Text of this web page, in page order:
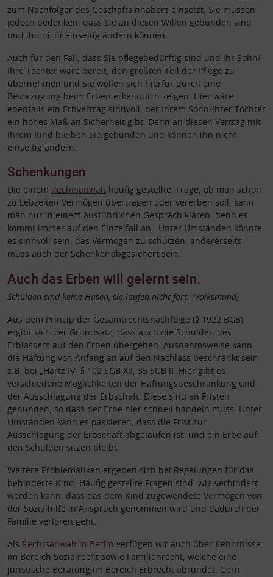
zum Nachfolger des Geschäftsinhabers einsetzt. Sie müssen
jedoch bedenken, dass Sie an diesen Willen gebunden sind
und ihn nicht einseitig ändern können.
Auch für den Fall, dass Sie pflegebedürftig sind und Ihr Sohn/
Ihre Tochter wäre bereit, den größten Teil der Pflege zu
übernehmen und Sie wollen sich hierfür durch eine
Bevorzugung beim Erben erkenntlich zeigen. Hier wäre
ebenfalls ein Erbvertrag sinnvoll, der Ihrem Sohn/Ihrer Tochter
ein hohes Maß an Sicherheit gibt. Denn an diesen Vertrag mit
Ihrem Kind bleiben Sie gebunden und können ihn nicht
einseitig ändern.
Schenkungen
Die einem Rechtsanwalt häufig gestellte Frage, ob man schon
zu Lebzeiten Vermögen übertragen oder vererben soll, kann
man nur in einem ausführlichen Gespräch klären, denn es
kommt immer auf den Einzelfall an. Unter Umständen könnte
es sinnvoll sein, das Vermögen zu schützen, andererseits
muss auch der Schenker abgesichert sein.
Auch das Erben will gelernt sein.
Schulden sind keine Hasen, sie laufen nicht fort. (Volksmund)
Aus dem Prinzip der Gesamtrechtsnachfolge (§ 1922 BGB)
ergibt sich der Grundsatz, dass auch die Schulden des
Erblassers auf den Erben übergehen. Ausnahmsweise kann
die Haftung von Anfang an auf den Nachlass beschränkt sein
z.B. bei „Hartz IV“ § 102 SGB XII, 35 SGB II. Hier gibt es
verschiedene Möglichkeiten der Haftungsbeschränkung und
der Ausschlagung der Erbschaft. Diese sind an Fristen
gebunden, so dass der Erbe hier schnell handeln muss. Unter
Umständen kann es passieren, dass die Frist zur
Ausschlagung der Erbschaft abgelaufen ist und ein Erbe auf
den Schulden sitzen bleibt.
Weitere Problematiken ergeben sich bei Regelungen für das
behinderte Kind. Häufig gestellte Fragen sind, wie verhindert
werden kann, dass das dem Kind zugewendete Vermögen von
der Sozialhilfe in Anspruch genommen wird und dadurch der
Familie verloren geht.
Als Rechtsanwalt in Berlin verfügen wir auch über Kenntnisse
im Bereich Sozialrecht sowie Familienrecht, welche eine
juristische Beratung im Bereich Erbrecht abrundet. Gern